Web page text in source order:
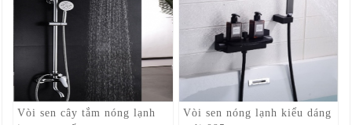
Vòi sen cây tắm nóng lạnh
Vòi sen nóng lạnh kiểu dáng